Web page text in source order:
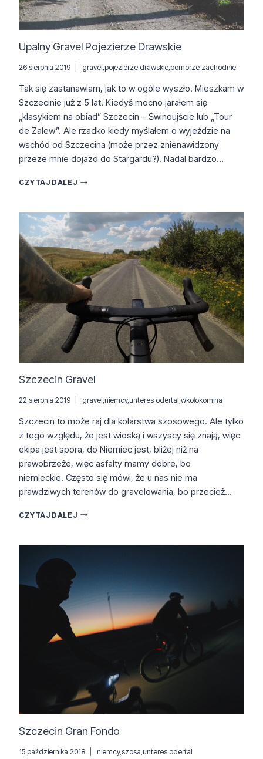
Upalny Gravel Pojezierze Drawskie
26 sierpnia 2019 gravel,pojezierze drawskie,pomorze zachodnie
Tak się zastanawiam, jak to w ogóle wyszło. Mieszkam w
Szczecinie już z 5 lat. Kiedyś mocno jarałem się
„klasykiem na obiad” Szczecin – Świnoujście lub „Tour
de Zalew”. Ale rzadko kiedy myślałem o wyjeździe na
wschód od Szczecina (może przez znienawidzony
przeze mnie dojazd do Stargardu?). Nadal bardzo…
CZYTAJ DALEJUPALNY
DRAWSKIE
Szczecin Gravel
22 sierpnia 2019 gravel niemcy, unteres odertal wkołokomina
Szczecin to może raj dla kolarstwa szosowego. Ale tylko
z tego względu, że jest wioską i wszyscy się znają, więc
ekipa jest spora, do Niemiec jest, bliżej niż na
prawobrzeże, więc asfalty mamy dobre, bo
niemieckie. Często się mówi, że u nas nie ma
prawdziwych terenów do gravelowania, bo przecież…
CZYTAJ DALEJSZCZECIN
Szczecin Gran Fondo
15 października 2018 niemcy, szosa unteres odertal